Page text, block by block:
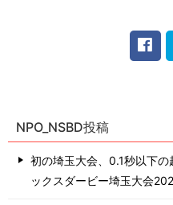
NPO_NSBD投稿
初の埼玉大会、0.1秒以下
ックスダービー埼玉大会